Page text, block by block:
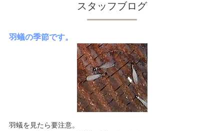
スタッフブログ
羽蟻の季節です。
羽蟻を見たら要注意。